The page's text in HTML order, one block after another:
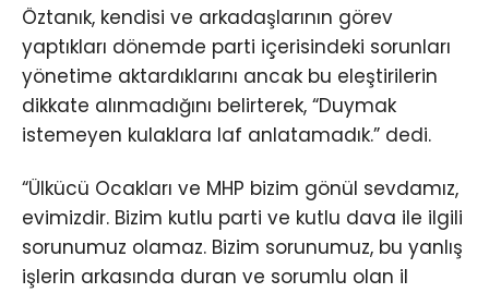
Öztanık, kendisi ve arkadaşlarının görev
yaptıkları dönemde parti içerisindeki sorunları
yönetime aktardıklarını ancak bu eleştirilerin
dikkate alınmadığını belirterek, “Duymak
istemeyen kulaklara laf anlatamadık.” dedi.
“Ülkücü Ocakları ve MHP bizim gönül sevdamız,
evimizdir. Bizim kutlu parti ve kutlu dava ile ilgili
sorunumuz olamaz. Bizim sorunumuz, bu yanlış
işlerin arkasında duran ve sorumlu olan il